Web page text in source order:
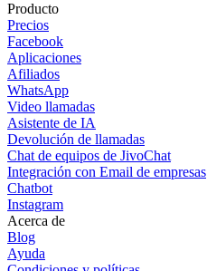
Producto
Precios
Facebook
Aplicaciones
Afiliados
WhatsApp
Video llamadas
Asistente de IA
Devolución de llamadas
Chat de equipos de JivoChat
Integración con Email de empresas
Chatbot
Instagram
Acerca de
Blog
Ayuda